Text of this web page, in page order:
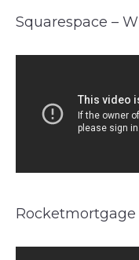
Squarespace –
Rocketmortgage